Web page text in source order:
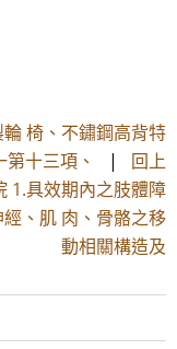
椅、不鏽鋼高背特
十三項、
| 回上
1.具效期內之肢體障
、肌 肉、骨骼之移
動相關構造及